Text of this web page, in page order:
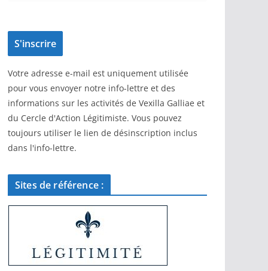
Votre adresse e-mail est uniquement utilisée
pour vous envoyer notre info-lettre et des
informations sur les activités de Vexilla Galliae et
du Cercle d'Action Légitimiste. Vous pouvez
toujours utiliser le lien de désinscription inclus
dans l'info-lettre.
Sites de référence :